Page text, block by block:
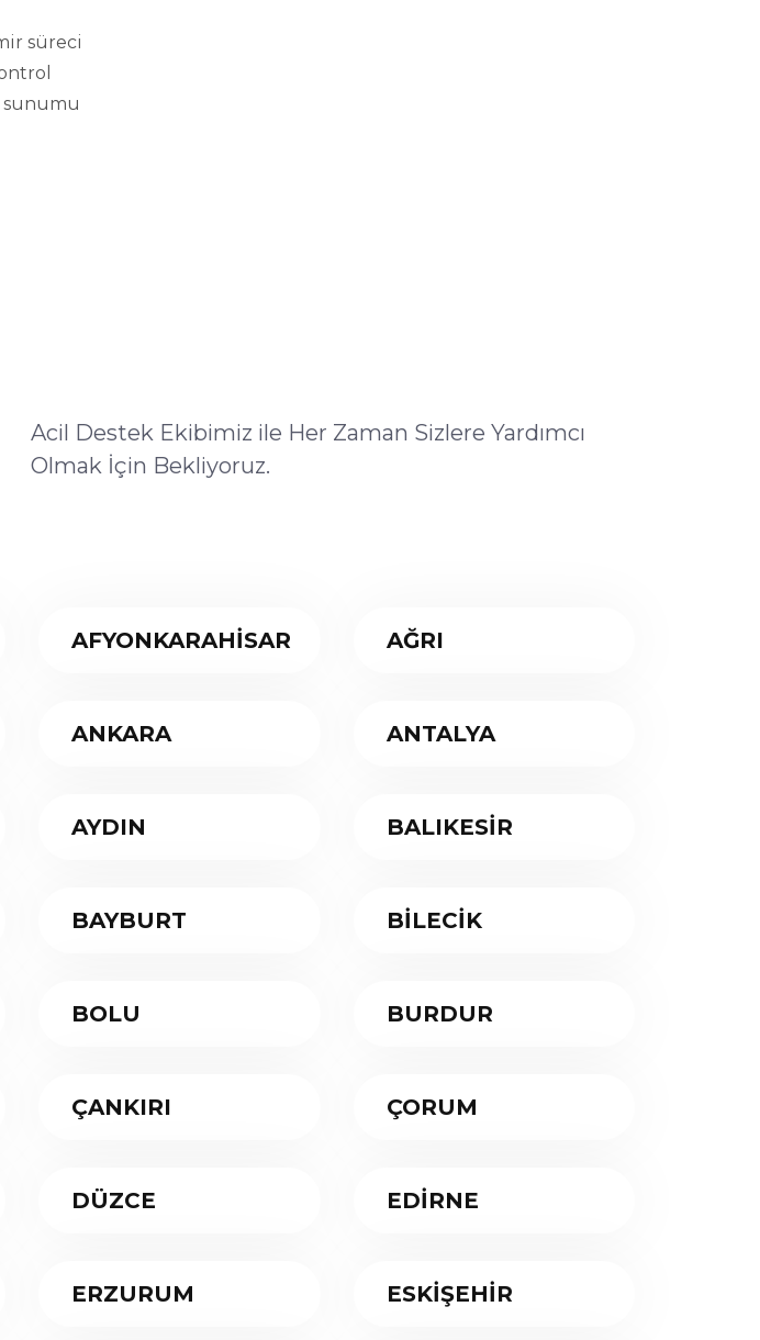
süreci
sunumu
Acil Destek Ekibimiz ile Her Zaman Sizlere Yardımcı
Olmak İçin Bekliyoruz.
AFYONKARAHİSAR AĞRI
ANKARA ANTALYA
AYDIN BALIKESİR
BAYBURT BİLECİK
BOLU BURDUR
ÇANKIRI ÇORUM
DÜZCE EDİRNE
ERZURUM ESKİŞEHİR